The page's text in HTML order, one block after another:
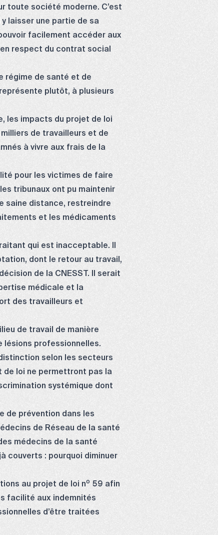
toute société moderne. C’est
laisser une partie de sa
facilement accéder aux
respect du contrat social
régime de santé et de
plutôt, à plusieurs
les impacts du projet de loi
de travailleurs et de
à vivre aux frais de la
pour les victimes de faire
tribunaux ont pu maintenir
saine distance, restreindre
et les médicaments
qui est inacceptable. Il
dont le retour au travail,
de la CNESST. Il serait
médicale et la
des travailleurs et
de travail de manière
lésions professionnelles.
selon les secteurs
de loi ne permettront pas la
systémique dont
de prévention dans les
de Réseau de la santé
médecins de la santé
couverts : pourquoi diminuer
au projet de loi no 59 afin
facilité aux indemnités
d’être traitées